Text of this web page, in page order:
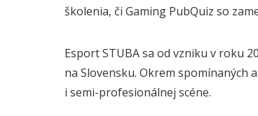
školenia, či Gaming PubQuiz so
Esport STUBA sa od vzniku v roku
na Slovensku. Okrem spomínaných
i semi-profesionálnej scéne.